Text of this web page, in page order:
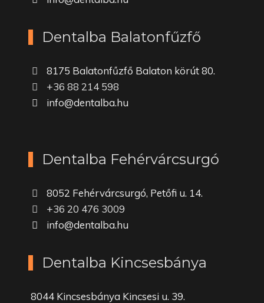
Dentalba Balatonfűzfő
8175 Balatonfűzfő Balaton körút 80.
+36 88 214 598
info@dentalba.hu
Dentalba Fehérvárcsurgó
8052 Fehérvárcsurgó, Petőfi u. 14.
+36 20 476 3009
info@dentalba.hu
Dentalba Kincsesbánya
8044 Kincsesbánya Kincsesi u. 39.